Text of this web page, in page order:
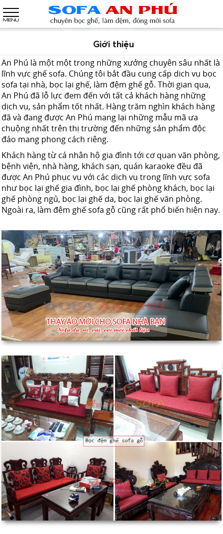
Giới thiệu
An Phú là một một trong những xưởng chuyên sâu nhất là
lĩnh vực ghế sofa. Chúng tôi bắt đầu cung cấp dịch vụ bọc
sofa tại nhà, bọc lại ghế, làm đệm ghế gỗ. Thời gian qua,
An Phú đã lỗ lực đem đến với tất cả khách hàng những
dịch vụ, sản phẩm tốt nhất. Hàng trăm nghìn khách hàng
đã và đang được An Phú mang lại những mẫu mã ưa
chuộng nhất trên thị trường đến những sản phẩm độc
đáo mang phong cách riêng.
Khách hàng từ cá nhân hộ gia đình tới cơ quan văn phòng,
bệnh viện, nhà hàng, khách sạn, quán karaoke đều đã
được An Phú phục vụ với các dịch vụ trong lĩnh vực sofa
như bọc lại ghế gia đình, bọc lại ghế phòng khách, bọc lại
ghế phòng ngủ, bọc lại ghế da, bọc lại ghế văn phòng.
Ngoài ra, làm đệm ghế sofa gỗ cũng rất phổ biến hiện nay.